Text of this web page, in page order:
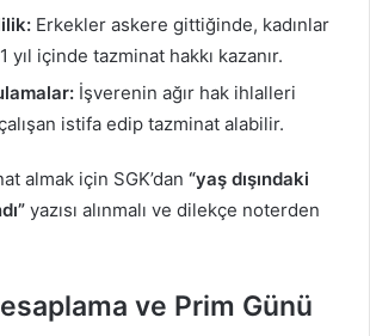
Erkekler askere gittiğinde, kadınlar
yıl içinde tazminat hakkı kazanır.
İşverenin ağır hak ihlalleri
istifa edip tazminat alabilir.
almak için SGK’dan “yaş dışındaki
yazısı alınmalı ve dilekçe noterden
ve Prim Günü